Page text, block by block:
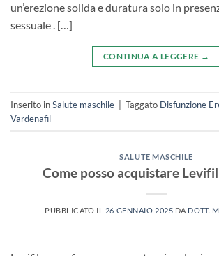
un’erezione solida e duratura solo in
sessuale . […]
CONTINUA A LEGGERE →
Inserito inSalute maschile Taggato Disfunzione
Vardenafil
SALUTE MASCHILE
Come posso acquistare
PUBBLICATO IL 26 GENNAIO 2025 DA DOTT.